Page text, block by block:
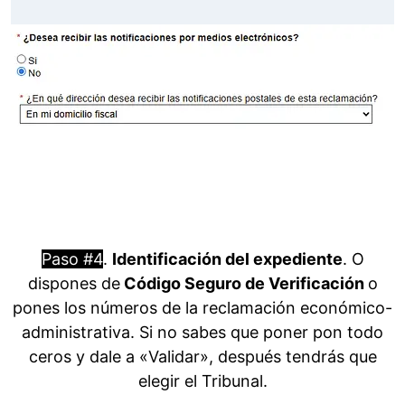
Paso #4. Identificación del expediente. O
dispones deCódigo Seguro de Verificación o
pones los números de la reclamación económico-
administrativa. Si no sabes que poner pon todo
ceros y dale a «Validar», después tendrás que
elegir el Tribunal.